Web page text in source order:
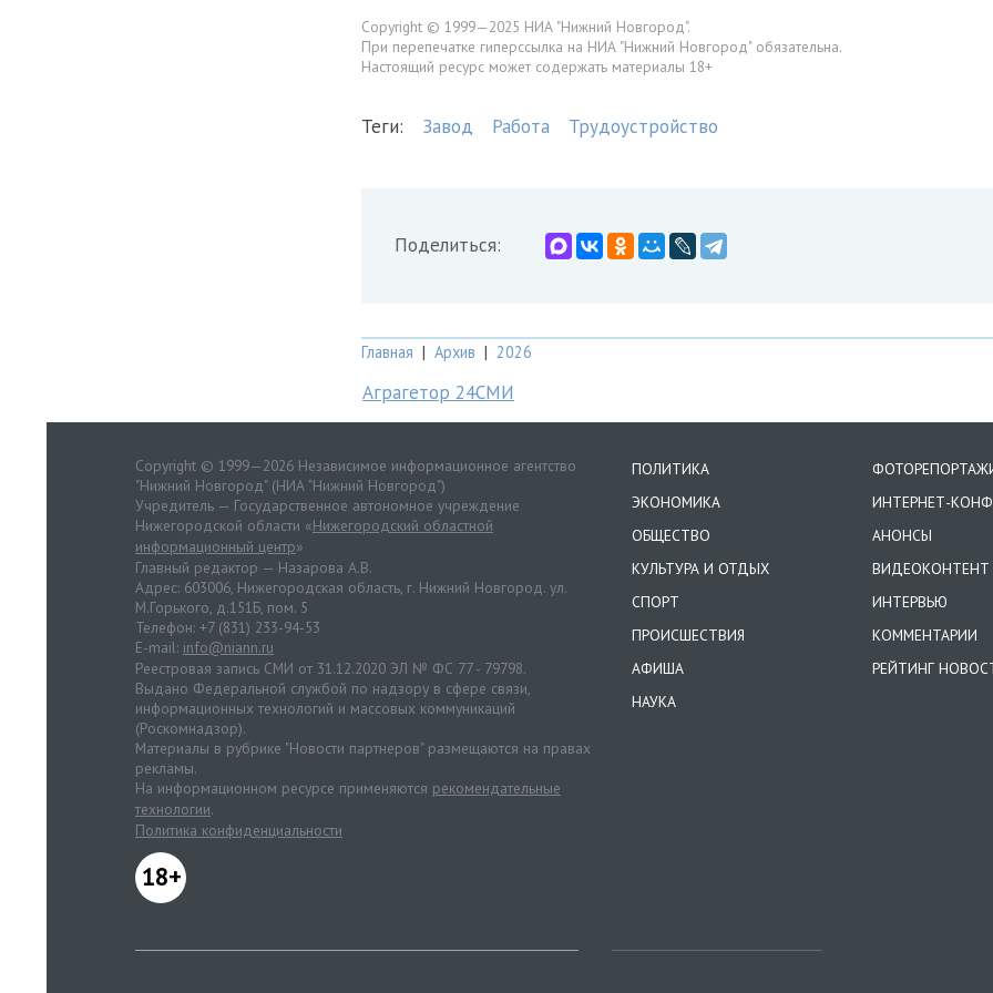
Copyright © 1999—2025 НИА "Нижний Новгород".
При перепечатке гиперссылка на НИА "Нижний Новгород" обязательна.
Настоящий ресурс может содержать материалы 18+
Теги: Завод Работа Трудоустройство
Поделиться:
Главная | Архив | 2026
Аграгетор 24СМИ
Copyright © 1999—2026 Независимое информационное агентство
"Нижний Новгород" (НИА "Нижний Новгород")
Учредитель — Государственное автономное учреждение
Нижегородской области «Нижегородский областной
информационный центр»
Главный редактор — Назарова А.В.
Адрес: 603006, Нижегородская область, г. Нижний Новгород. ул.
М.Горького, д.151Б, пом. 5
Телефон: +7 (831) 233-94-53
E-mail: info@niann.ru
Реестровая запись СМИ от 31.12.2020 ЭЛ № ФС 77 - 79798.
Выдано Федеральной службой по надзору в сфере связи,
информационных технологий и массовых коммуникаций
(Роскомнадзор).
Материалы в рубрике "Новости партнеров" размещаются на правах
рекламы.
На информационном ресурсе применяются рекомендательные
технологии.
Политика конфиденциальности
18+
ПОЛИТИКА
ЭКОНОМИКА
ОБЩЕСТВО
КУЛЬТУРА И ОТДЫХ
СПОРТ
ПРОИСШЕСТВИЯ
АФИША
НАУКА
ИНТЕРНЕТ-
АНОНСЫ
ВИДЕОКОНТЕНТ
ИНТЕРВЬЮ
КОММЕНТАРИИ
РЕЙТИНГ